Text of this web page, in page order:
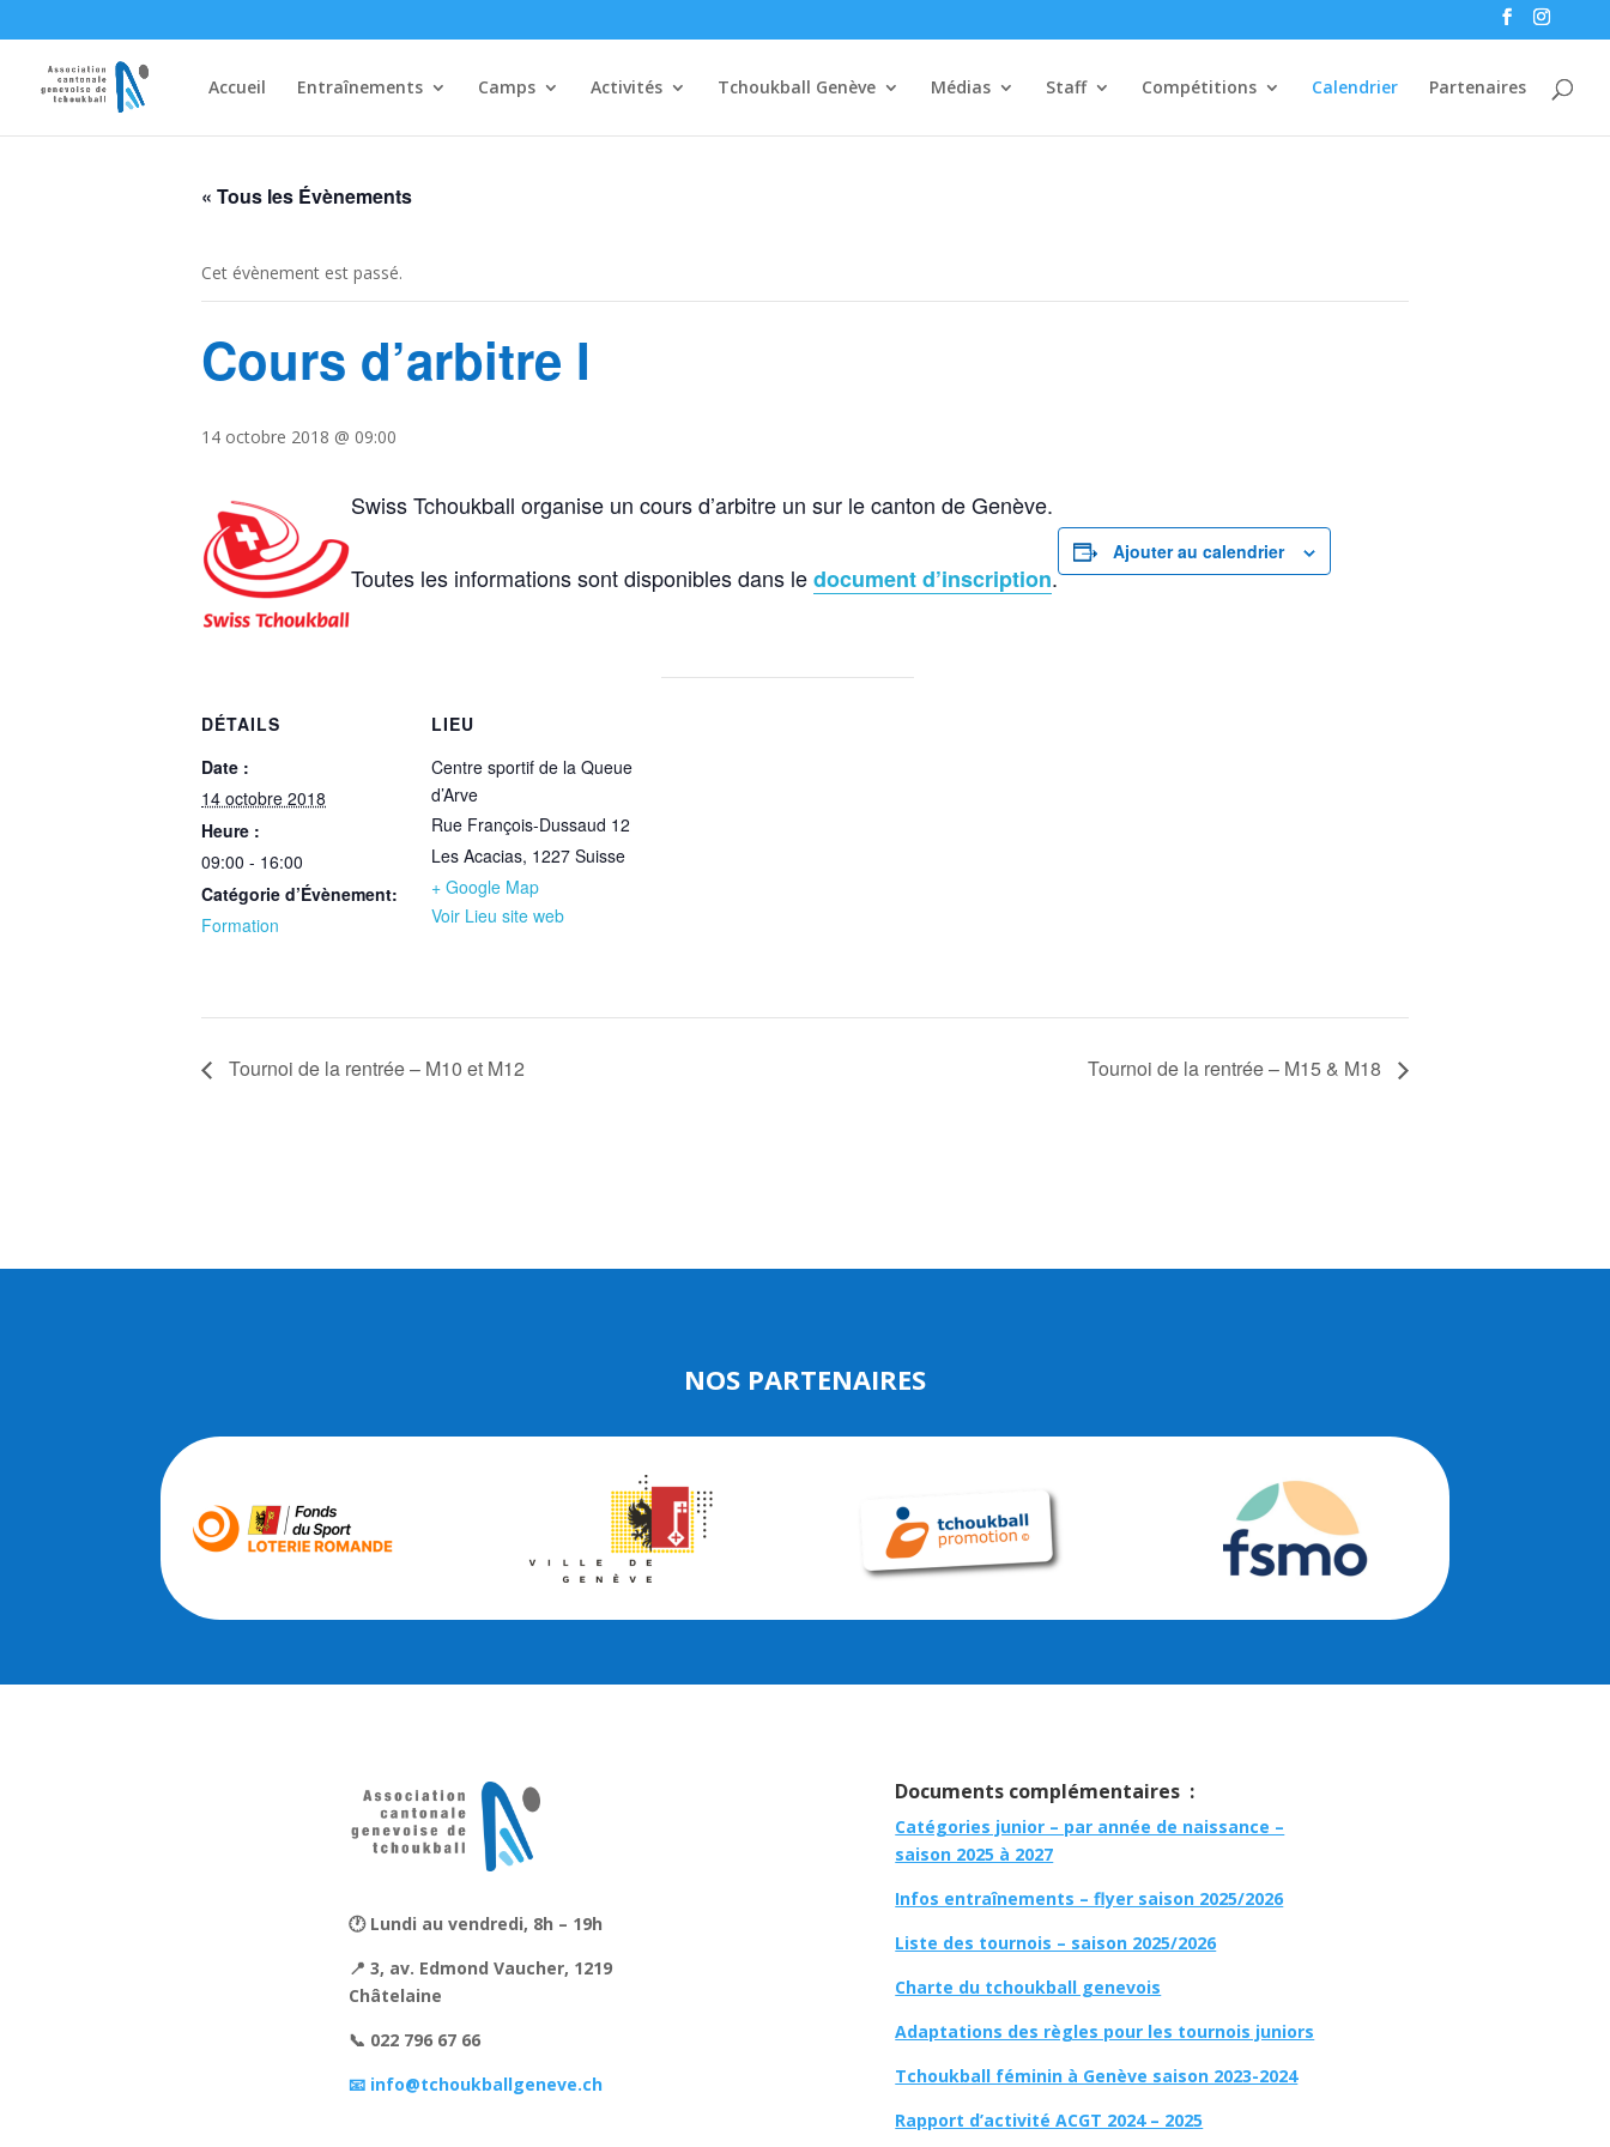
Accueil Entraînements Camps Activités Tchoukball Genève Médias Staff Compétitions Calendrier Partenaires
« Tous les Évènements
Cet évènement est passé.
Cours d’arbitre I
14 octobre 2018 @ 09:00
Swiss Tchoukball organise un cours d’arbitre un sur le canton de Genève.
Toutes les informations sont disponibles dans ledocument d’inscription.
Ajouter au calendrier
DÉTAILS
Date :
14 octobre 2018
Heure :
09:00 - 16:00
Catégorie d’Évènement:
Formation
LIEU
Centre sportif de la Queue
d’Arve
Rue François-Dussaud 12
Les Acacias, 1227 Suisse
+ Google Map
Voir Lieu site web
Tournoi de la rentrée – M10 et M12 Tournoi de la rentrée – M15 & M18
NOS PARTENAIRES
🕐 Lundi au vendredi, 8h – 19h
📍 3, av. Edmond Vaucher, 1219
Châtelaine
📞 022 796 67 66
📧 info@tchoukballgeneve.ch
Documents complémentaires :
Catégories junior – par année de naissance –
saison 2025 à 2027
Infos entraînements – flyer saison 2025/2026
Liste des tournois – saison 2025/2026
Charte du tchoukball genevois
Adaptations des règles pour les tournois juniors
Tchoukball féminin à Genève saison 2023-2024
Rapport d’activité ACGT 2024 – 2025